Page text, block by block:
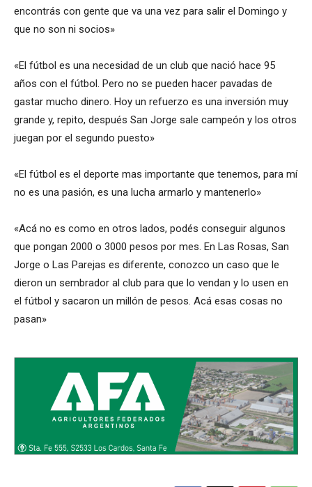
encontrás con gente que va una vez para salir el Domingo y
que no son ni socios»
«El fútbol es una necesidad de un club que nació hace 95
años con el fútbol. Pero no se pueden hacer pavadas de
gastar mucho dinero. Hoy un refuerzo es una inversión muy
grande y, repito, después San Jorge sale campeón y los otros
juegan por el segundo puesto»
«El fútbol es el deporte mas importante que tenemos, para mí
no es una pasión, es una lucha armarlo y mantenerlo»
«Acá no es como en otros lados, podés conseguir algunos
que pongan 2000 o 3000 pesos por mes. En Las Rosas, San
Jorge o Las Parejas es diferente, conozco un caso que le
dieron un sembrador al club para que lo vendan y lo usen en
el fútbol y sacaron un millón de pesos. Acá esas cosas no
pasan»